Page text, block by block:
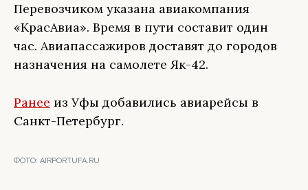
Перевозчиком указана авиакомпания
«КрасАвиа». Время в пути составит один
час. Авиапассажиров доставят до городов
назначения на самолете Як-42.
Ранее из Уфы добавились авиарейсы в
Санкт-Петербург.
ФОТО: AIRPORTUFA.RU